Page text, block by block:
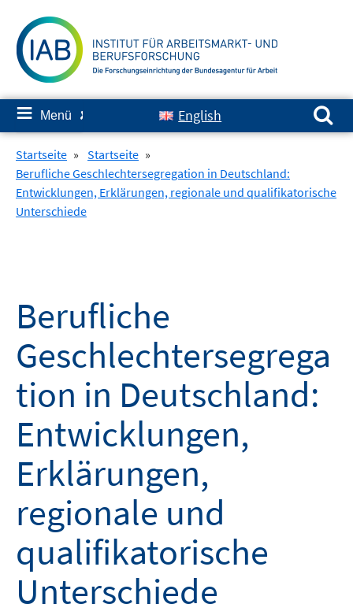
zum
Inhalt
≡ Menü ✘ English
Suchen nach:
Startseite » Startseite »
Berufliche Geschlechtersegregation in Deutschland:
Entwicklungen, Erklärungen, regionale und qualifikatorische
Unterschiede
Berufliche
Geschlechtersegrega
tion in Deutschland:
Entwicklungen,
Erklärungen,
regionale und
qualifikatorische
Unterschiede